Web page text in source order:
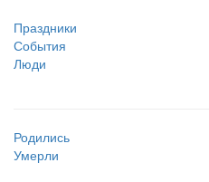
Праздники
События
Люди
Родились
Умерли